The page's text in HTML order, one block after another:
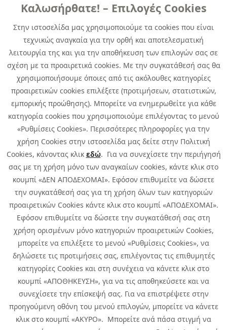
Καλωσήρθατε! – Επιλογές Cookies
Στην ιστοσελίδα μας χρησιμοποιούμε τα cookies που είναι
τεχνικώς αναγκαία για την ορθή και αποτελεσματική
λειτουργία της και για την αποθήκευση των επιλογών σας σε
σχέση με τα προαιρετικά cookies. Με την συγκατάθεσή σας θα
χρησιμοποιήσουμε όποιες από τις ακόλουθες κατηγορίες
προαιρετικών cookies επιλέξετε (προτιμήσεων, στατιστικών,
εμπορικής προώθησης). Μπορείτε να ενημερωθείτε για κάθε
κατηγορία cookies που χρησιμοποιούμε επιλέγοντας το μενού
«Ρυθμίσεις Cookies». Περισσότερες πληροφορίες για την
χρήση Cookies στην ιστοσελίδα μας δείτε στην Πολιτική
Cookies, κάνοντας κλικ εδώ. Για να συνεχίσετε την περιήγησή
σας με τη χρήση μόνο των αναγκαίων cookies, κάντε κλικ στο
κουμπί «ΔΕΝ ΑΠΟΔΕΧΟΜΑΙ». Εφόσον επιθυμείτε να δώσετε
την συγκατάθεσή σας για τη χρήση όλων των κατηγοριών
προαιρετικών Cookies κάντε κλικ στο κουμπί «ΑΠΟΔΕΧΟΜΑΙ».
Εφόσον επιθυμείτε να δώσετε την συγκατάθεσή σας στη
χρήση ορισμένων μόνο κατηγοριών προαιρετικών Cookies,
μπορείτε να επιλέξετε το μενού «Ρυθμίσεις Cookies», να
δηλώσετε τις προτιμήσεις σας, επιλέγοντας τις επιθυμητές
κατηγορίες Cookies και στη συνέχεια να κάνετε κλικ στο
κουμπί «ΑΠΟΘΗΚΕΥΣΗ», για να τις αποθηκεύσετε και να
συνεχίσετε την επίσκεψή σας. Για να επιστρέψετε στην
προηγούμενη οθόνη του μενού επιλογών, μπορείτε να κάνετε
κλικ στο κουμπί «ΑΚΥΡΟ». Μπορείτε ανά πάσα στιγμή να
Χρήσιμα
News
Media Kit
Career
Quest Group
Copyright © 2026 Infoquest.gr All Rights Reserved.